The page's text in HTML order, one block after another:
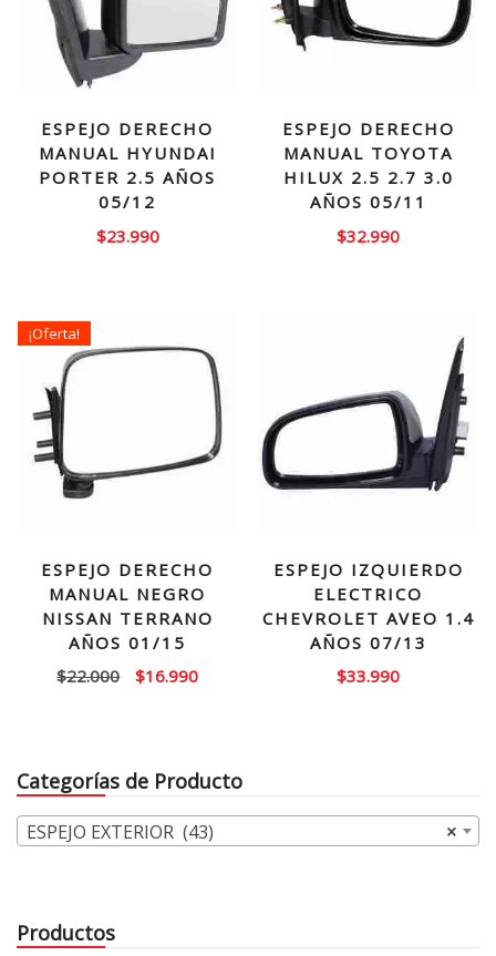
ESPEJO DERECHO
MANUAL HYUNDAI
PORTER 2.5 AÑOS
05/12
$23.990
ESPEJO DERECHO
MANUAL TOYOTA
HILUX 2.5 2.7 3.0
AÑOS 05/11
$32.990
¡Oferta!
ESPEJO DERECHO
MANUAL NEGRO
NISSAN TERRANO
AÑOS 01/15
$22.000
El
$22.000.
$16.990El
$16.990.
ESPEJO IZQUIERDO
ELECTRICO
CHEVROLET AVEO 1.4
AÑOS 07/13
$33.990
Categorías de Producto
×
ESPEJO EXTERIOR (43)
Productos